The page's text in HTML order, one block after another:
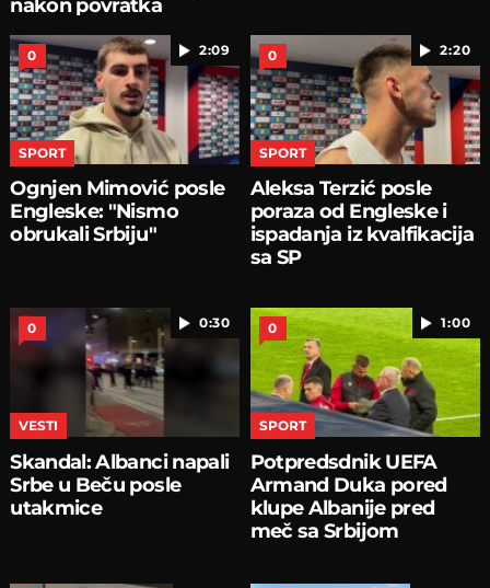
nakon povratka
2:09
0
SPORT
Ognjen Mimović posle
Engleske: "Nismo
obrukali Srbiju"
2:20
0
SPORT
Aleksa Terzić posle
poraza od Engleske i
ispadanja iz kvalfikacija
sa SP
0:30
0
VESTI
Skandal: Albanci napali
Srbe u Beču posle
utakmice
1:00
0
SPORT
Potpredsdnik UEFA
Armand Duka pored
klupe Albanije pred
meč sa Srbijom